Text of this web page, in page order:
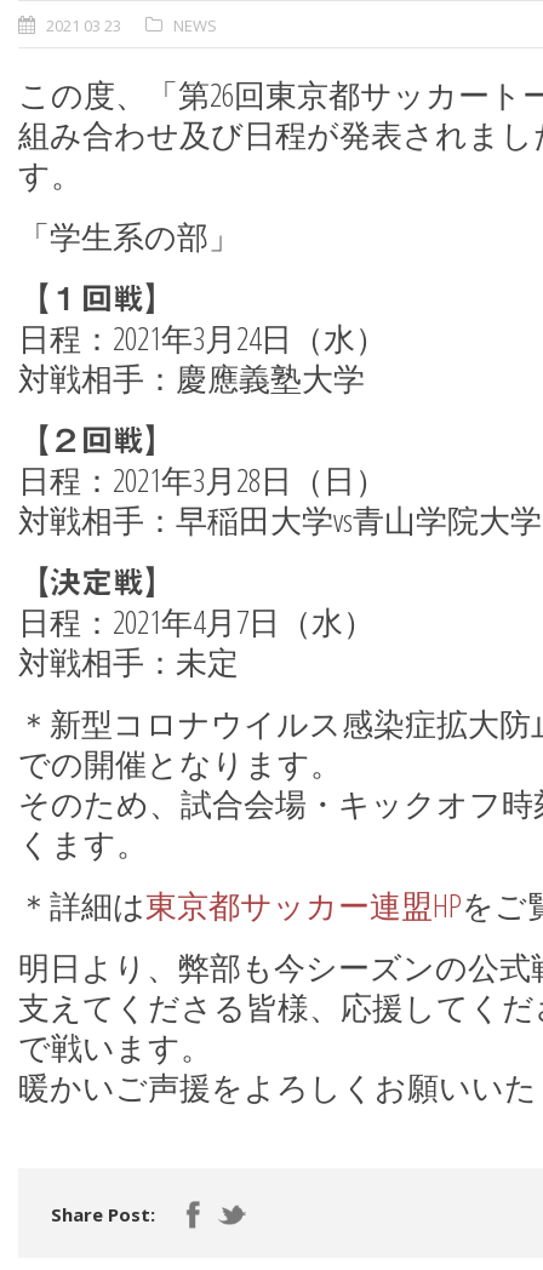
2021 03 23 NEWS
この度、「第26回東京都サッカー
組み合わせ及び日程が発表されま
す。
「学生系の部」
【１回戦】
日程：2021年3月24日（水）
対戦相手：慶應義塾大学
【２回戦】
日程：2021年3月28日（日）
対戦相手：早稲田大学vs青山学院大
【決定戦】
日程：2021年4月7日（水）
対戦相手：未定
＊新型コロナウイルス感染症拡大
での開催となります。
そのため、試合会場・キックオフ
くます。
＊詳細は東京都サッカー連盟HPをご
明日より、弊部も今シーズンの公
支えてくださる皆様、応援してく
で戦います。
暖かいご声援をよろしくお願いい
Share Post: